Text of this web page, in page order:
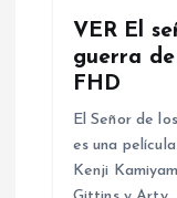
VER El
guerra
FHD
El Señor de
es una
Kenji